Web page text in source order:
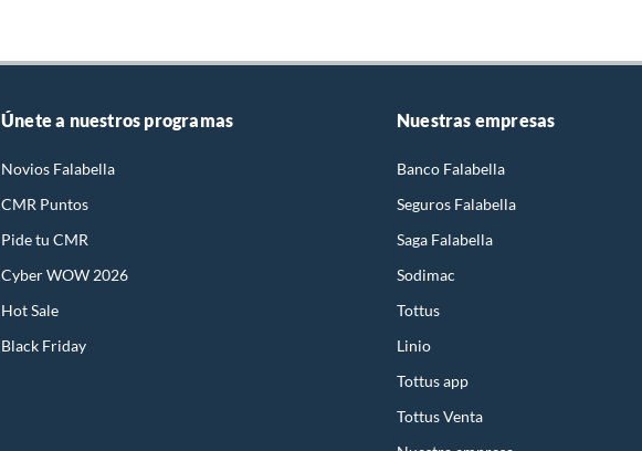
Únete a nuestros programas
Novios Falabella
CMR Puntos
Pide tu CMR
Cyber WOW 2026
Hot Sale
Black Friday
Nuestras empresas
Banco Falabella
Seguros Falabella
Saga Falabella
Sodimac
Tottus
Linio
Tottus app
Tottus Venta